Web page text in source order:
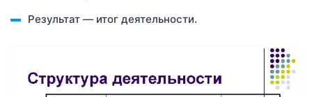
Результат — итог деятельности.